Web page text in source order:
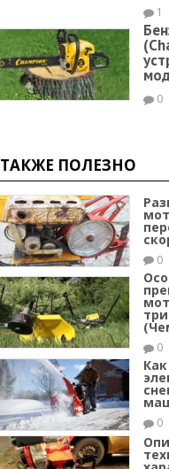
1
0
ТАКЖЕ ПОЛЕЗНО
0
0
0